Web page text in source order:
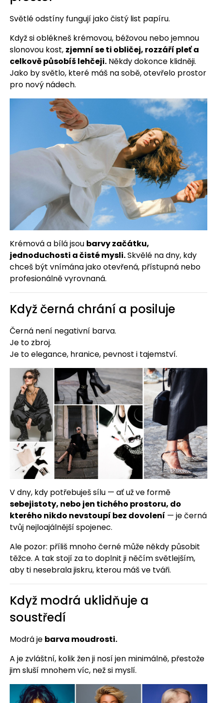
Světlé odstíny fungují jako čistý list papíru.
Když si oblékneš krémovou, béžovou nebo jemnou
slonovou kost, zjemní se ti obličej, rozzáří pleť a
celkově působíš lehčeji. Někdy dokonce klidněji.
Jako by světlo, které máš na sobě, otevřelo prostor
pro nový nádech.
Krémová a bílá jsou barvy začátku,
jednoduchosti a čisté mysli.Skvělé na dny, kdy
chceš být vnímána jako otevřená, přístupná nebo
profesionálně vyrovnaná.
Když černá chrání a posiluje
Černá není negativní barva.
Je to zbroj.
Je to elegance, hranice, pevnost i tajemství.
V dny, kdy potřebuješ sílu — ať už ve formě
sebejistoty, nebo jen tichého prostoru, do
kterého nikdo nevstoupí bez dovolení — je černá
tvůj nejloajálnější spojenec.
Ale pozor: příliš mnoho černé může někdy působit
těžce. A tak stojí za to doplnit ji něčím světlejším,
aby ti nesebrala jiskru, kterou máš ve tváři.
Když modrá uklidňuje a
soustředí
Modrá je barva moudrosti.
A je zvláštní, kolik žen ji nosí jen minimálně, přestože
jim sluší mnohem víc, než si myslí.